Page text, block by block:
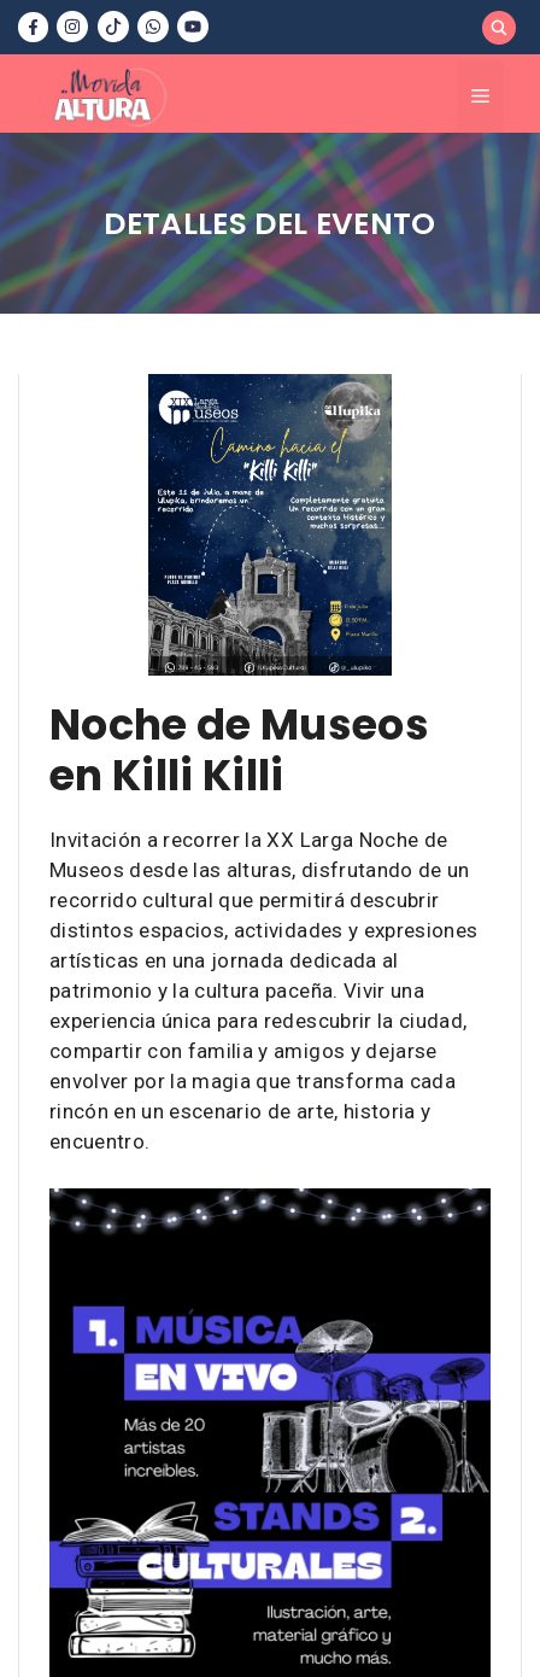
Saltar
contenido
Menú
DETALLES DEL EVENTO
Noche de Museos
en Killi Killi
Invitación a recorrer la XX Larga Noche de
Museos desde las alturas, disfrutando de un
recorrido cultural que permitirá descubrir
distintos espacios, actividades y expresiones
artísticas en una jornada dedicada al
patrimonio y la cultura paceña. Vivir una
experiencia única para redescubrir la ciudad,
compartir con familia y amigos y dejarse
envolver por la magia que transforma cada
rincón en un escenario de arte, historia y
encuentro.